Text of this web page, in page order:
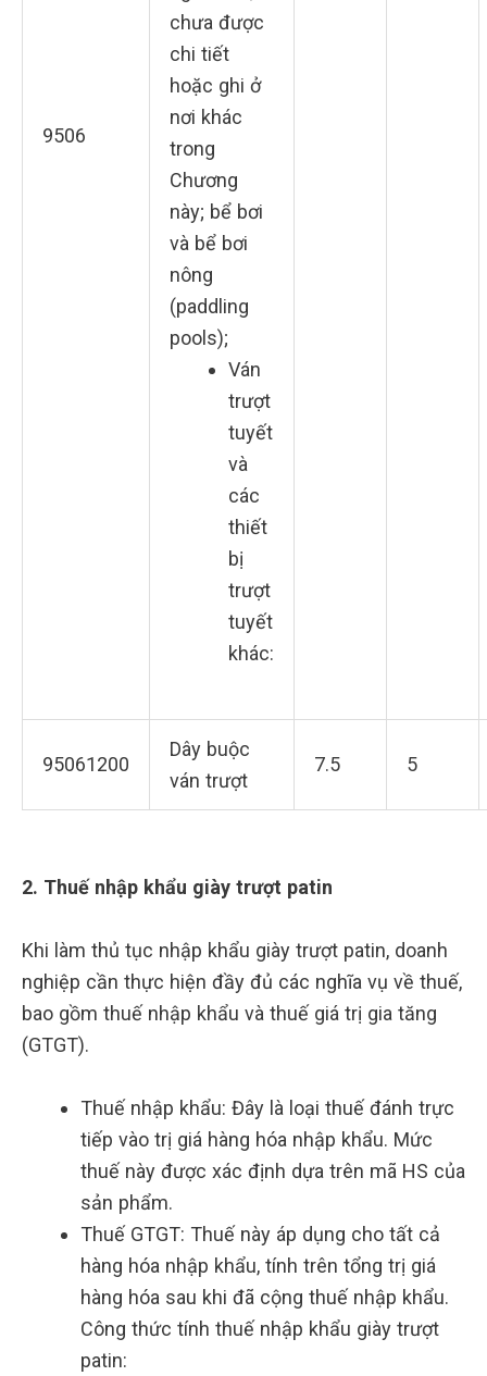
9506
chưa được
chi tiết
hoặc ghi ở
nơi khác
trong
Chương
này; bể bơi
và bể bơi
nông
(paddling
pools);
Ván
trượt
tuyết
và
các
thiết
bị
trượt
tuyết
khác:
95061200
Dây buộc
ván trượt
7.5 5
2. Thuế nhập khẩu giày trượt patin
Khi làm thủ tục nhập khẩu giày trượt patin, doanh
nghiệp cần thực hiện đầy đủ các nghĩa vụ về thuế,
bao gồm thuế nhập khẩu và thuế giá trị gia tăng
(GTGT).
Thuế nhập khẩu: Đây là loại thuế đánh trực
tiếp vào trị giá hàng hóa nhập khẩu. Mức
thuế này được xác định dựa trên mã HS của
sản phẩm.
Thuế GTGT: Thuế này áp dụng cho tất cả
hàng hóa nhập khẩu, tính trên tổng trị giá
hàng hóa sau khi đã cộng thuế nhập khẩu.
Công thức tính thuế nhập khẩu giày trượt
patin: